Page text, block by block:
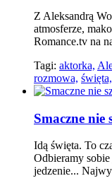
Z Aleksandrą
atmosferze,
Romance.tv na
Tagi: aktorka,
rozmowa, święta,
Smaczne nie
Idą święta. To
Odbieramy
jedzenie...